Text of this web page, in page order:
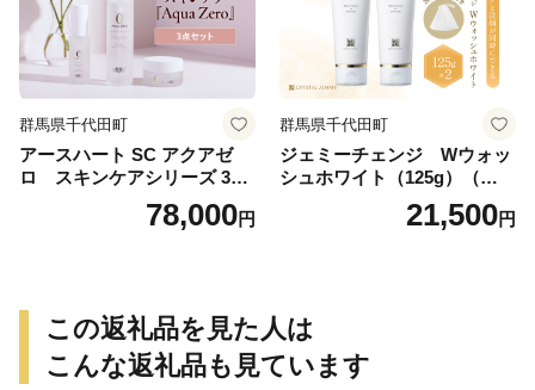
群馬県千代田町
アースハート SC アクアゼ
ロ スキンケアシリーズ 3点
78,000円
群馬県千代田町
ジェミーチェンジ Wウォッ
シュホワイト（125g）（泡立
てネット付）×2本 群馬県 千
21,500円
この返礼品を見た人は
こんな返礼品も見ています